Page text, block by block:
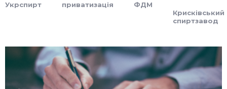
Укрспирт приватизація
ФДМ
Крисківський
спиртзавод